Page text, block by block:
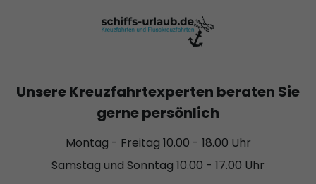
Unsere Kreuzfahrtexperten beraten Sie
gerne persönlich
Montag - Freitag 10.00 - 18.00 Uhr
Samstag und Sonntag 10.00 - 17.00 Uhr